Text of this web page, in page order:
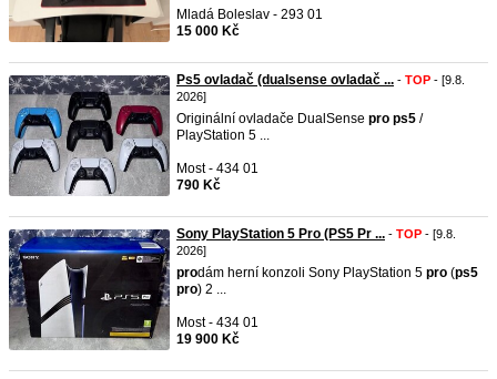
Mladá Boleslav - 293 01
15 000 Kč
Ps5 ovladač (dualsense ovladač ... - TOP - [9.8.
2026]
Originální ovladače DualSense pro ps5 /
PlayStation 5 ...
Most - 434 01
790 Kč
Sony PlayStation 5 Pro (PS5 Pr ... - TOP - [9.8.
2026]
prodám herní konzoli Sony PlayStation 5 pro (ps5
pro) 2 ...
Most - 434 01
19 900 Kč